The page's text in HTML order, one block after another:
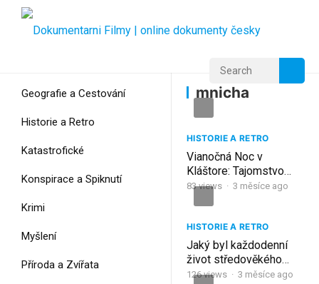
Geografie a Cestování
Historie a Retro
Katastrofické
Konspirace a Spiknutí
Krimi
Myšlení
Příroda a Zvířata
mnicha
mnicha
HISTORIE A RETRO
Vianočná Noc v
Kláštore: Tajomstvo
Starého Mnícha |
83views · 3 měsíce ago
HISTORIE A RETRO
Jaký byl každodenní
život středověkého
mnicha?
126views · 3 měsíce ago